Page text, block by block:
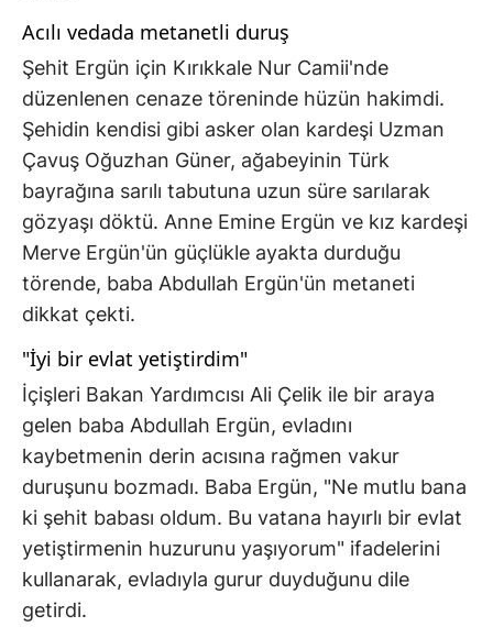
Acılı vedada metanetli duruş
Şehit Ergün için Kırıkkale Nur Camii'nde
düzenlenen cenaze töreninde hüzün hakimdi.
Şehidin kendisi gibi asker olan kardeşi Uzman
Çavuş Oğuzhan Güner, ağabeyinin Türk
bayrağına sarılı tabutuna uzun süre sarılarak
gözyaşı döktü. Anne Emine Ergün ve kız kardeşi
Merve Ergün'ün güçlükle ayakta durduğu
törende, baba Abdullah Ergün'ün metaneti
dikkat çekti.
"İyi bir evlat yetiştirdim"
İçişleri Bakan Yardımcısı Ali Çelik ile bir araya
gelen baba Abdullah Ergün, evladını
kaybetmenin derin acısına rağmen vakur
duruşunu bozmadı. Baba Ergün, "Ne mutlu bana
ki şehit babası oldum. Bu vatana hayırlı bir evlat
yetiştirmenin huzurunu yaşıyorum" ifadelerini
kullanarak, evladıyla gurur duyduğunu dile
getirdi.